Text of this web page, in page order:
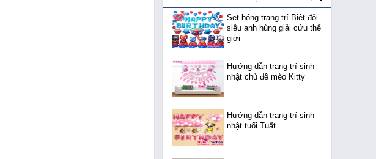
Set bóng trang trí Biệt đội
siêu anh hùng giải cứu thế
giới
Hướng dẫn trang trí sinh
nhật chủ đề mèo Kitty
Hướng dẫn trang trí sinh
nhật tuổi Tuất